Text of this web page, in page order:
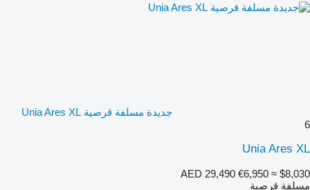
جديدة مسلفة قرصية Unia Ares XL
6
Unia Ares XL
AED 29,490 €6,950 ≈ $8,030
مسلفة قرصية